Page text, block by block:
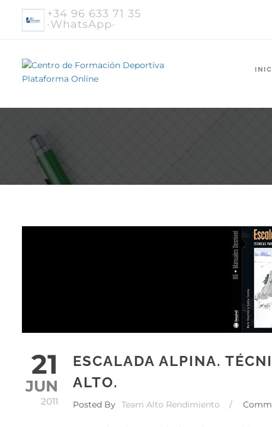
+34 96 633 71 35
·WhatsApp·
21
JUN
2011
ESCALADA ALPINA.
ALTO.
Posted By Team Alto Rendimiento /